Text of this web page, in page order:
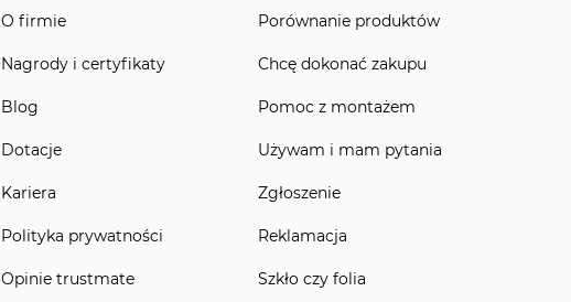
O firmie
Nagrody i certyfikaty
Blog
Dotacje
Kariera
Polityka prywatności
Opinie trustmate
Porównanie produktów
Chcę dokonać zakupu
Pomoc z montażem
Używam i mam pytania
Zgłoszenie
Reklamacja
Szkło czy folia